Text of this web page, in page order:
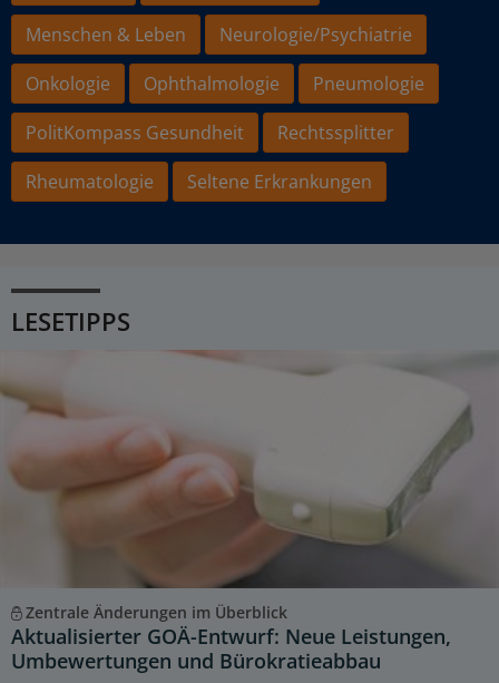
Menschen & Leben
Neurologie/Psychiatrie
Onkologie
Ophthalmologie
Pneumologie
PolitKompass Gesundheit
Rechtssplitter
Rheumatologie
Seltene Erkrankungen
LESETIPPS
Zentrale Änderungen im Überblick
Aktualisierter GOÄ-Entwurf: Neue Leistungen,
Umbewertungen und Bürokratieabbau